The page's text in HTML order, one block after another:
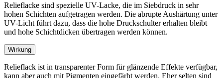
Relieflacke sind spezielle UV-Lacke, die im Siebdruck in sehr
hohen Schichten aufgetragen werden. Die abrupte Aushärtung unter
UV-Licht führt dazu, dass die hohe Druckschulter erhalten bleibt
und hohe Schichtdicken übertragen werden können.
Wirkung
Relieflack ist in transparenter Form für glänzende Effekte verfügbar,
kann aber auch mit Pigmenten eingefärbt werden. Eher selten sind